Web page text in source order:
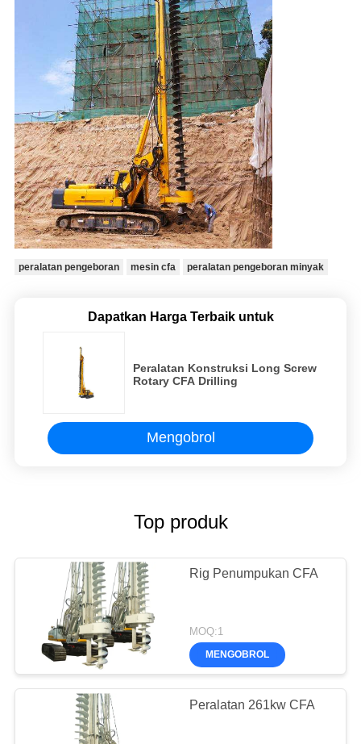
peralatan pengeboran mesin cfa peralatan pengeboran minyak
Dapatkan Harga Terbaik untuk
Peralatan Konstruksi Long Screw
Rotary CFA Drilling
Mengobrol
Top produk
Rig Penumpukan CFA
MOQ:1
MENGOBROL
Peralatan 261kw CFA